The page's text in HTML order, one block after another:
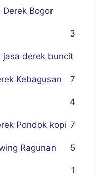
Bogor
3
jasa derek buncit
7
Kebagusan
4
Pondok kopi 7
Ragunan 5
1